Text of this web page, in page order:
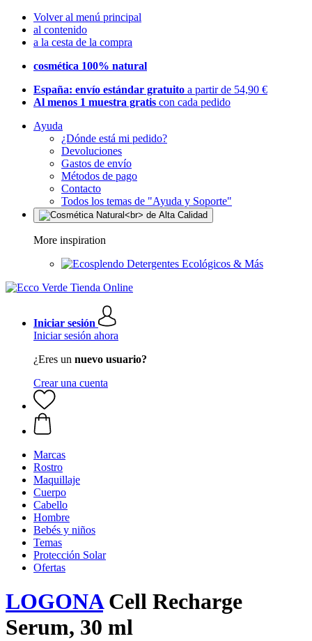
Volver al menú principal
al contenido
a la cesta de la compra
cosmética 100% natural
España: envío estándar gratuito a partir de 54,90 €
Al menos 1 muestra gratis con cada pedido
Ayuda
¿Dónde está mi pedido?
Devoluciones
Gastos de envío
Métodos de pago
Contacto
Todos los temas de "Ayuda y Soporte"
More inspiration
Detergentes Ecológicos & Más
Iniciar sesión
Iniciar sesión ahora
¿Eres un nuevo usuario?
Crear una cuenta
Marcas
Rostro
Maquillaje
Cuerpo
Cabello
Hombre
Bebés y niños
Temas
Protección Solar
Ofertas
LOGONACell Recharge
Serum, 30 ml